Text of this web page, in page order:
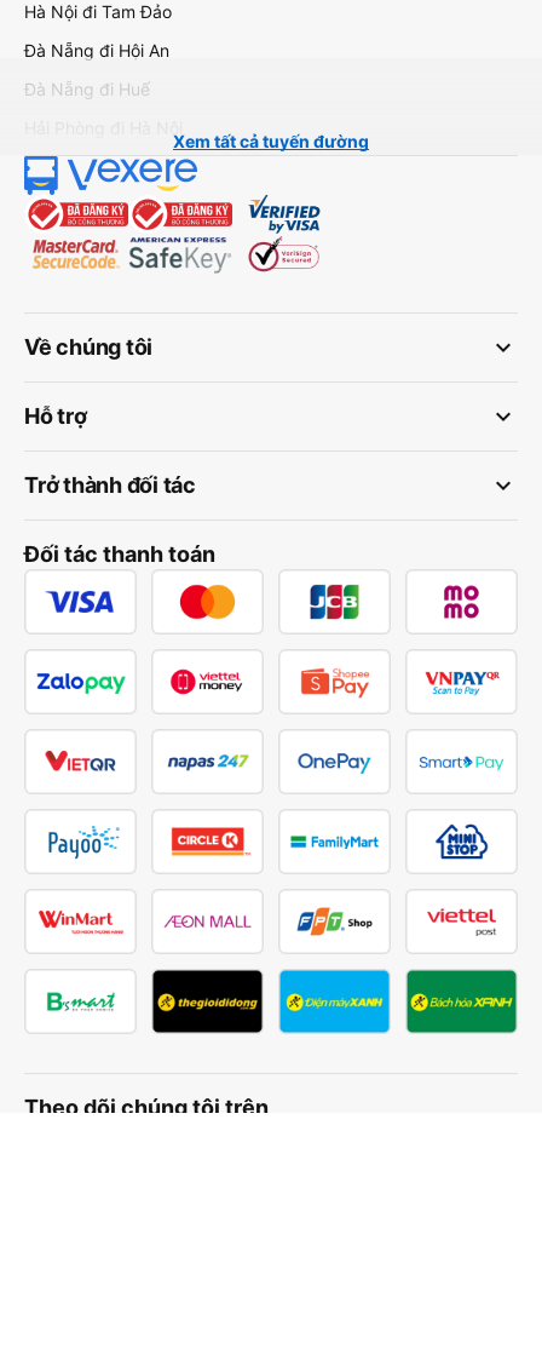
Hà Nội đi Tam Đảo
Đà Nẵng đi Hội An
Đà Nẵng đi Huế
Xem tất cả tuyến đường
keyboard_arrow_down
Về chúng tôi
keyboard_arrow_down
Hỗ trợ
keyboard_arrow_down
Trở thành đối tác
Đối tác thanh toán
Theo dõi chúng tôi trên